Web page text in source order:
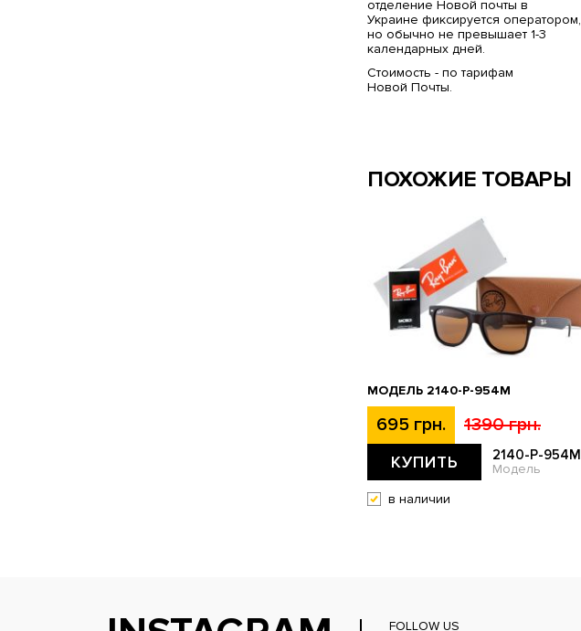
отделение Новой почты в
Украине фиксируется оператором,
но обычно не превышает 1-3
календарных дней.
Стоимость - по тарифам
Новой Почты.
ПОХОЖИЕ ТОВАРЫ
МОДЕЛЬ 2140-P-954M
695 грн. 1390 грн.
КУПИТЬ 2140-P-954M
Модель
в наличии
FOLLOW US